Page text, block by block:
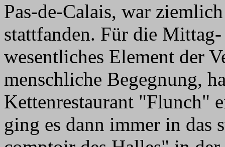
Pas-de-Calais, war
stattfanden. Für die
wesentliches Element der
menschliche Begegnung,
Kettenrestaurant "Flunch"
ging es dann immer in das